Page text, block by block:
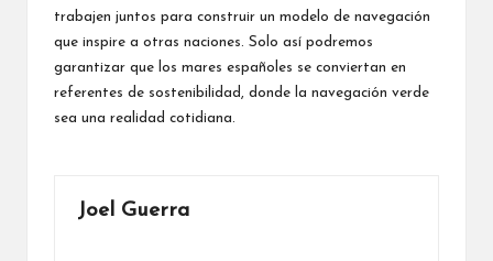
trabajen juntos para construir un modelo de navegación
que inspire a otras naciones. Solo así podremos
garantizar que los mares españoles se conviertan en
referentes de sostenibilidad, donde la navegación verde
sea una realidad cotidiana.
Joel Guerra